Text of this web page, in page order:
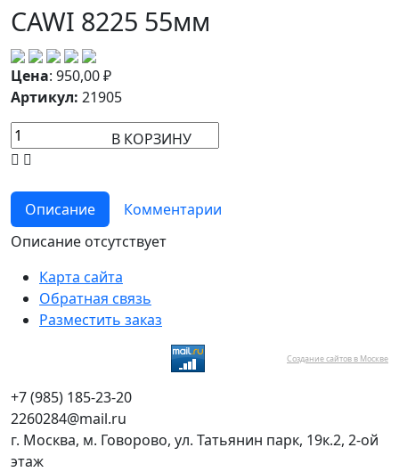
CAWI 8225 55мм
Цена: 950,00₽
Артикул: 21905
В КОРЗИНУ
Описание
Комментарии
Описание отсутствует
Карта сайта
Обратная связь
Разместить заказ
Создание сайтов в Москве
+7 (985) 185-23-20
2260284@mail.ru
г. Москва, м. Говорово, ул. Татьянин парк, 19к.2, 2-ой
этаж